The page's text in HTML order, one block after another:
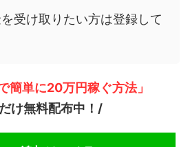
受け取りたい方は登録して
簡単に20万円稼ぐ方法」
け無料配布中！/